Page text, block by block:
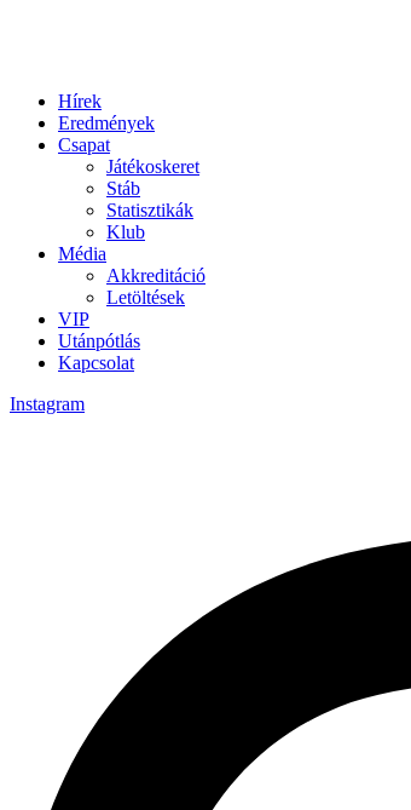
Hírek
Eredmények
Csapat
Játékoskeret
Stáb
Statisztikák
Klub
Média
Akkreditáció
Letöltések
VIP
Utánpótlás
Kapcsolat
Instagram